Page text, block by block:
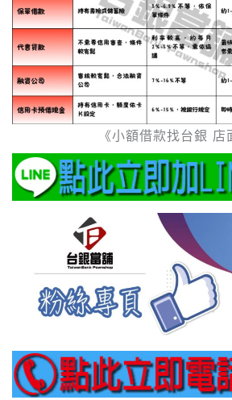
《小額借款找台銀 店面安心借